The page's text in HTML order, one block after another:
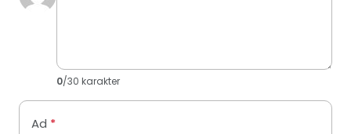
0/30 karakter
Ad *